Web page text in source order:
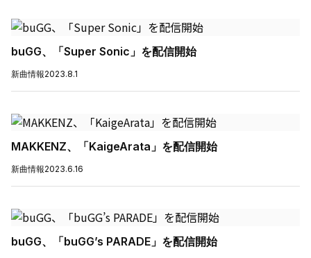
buGG、「Super Sonic」を配信開始
新曲情報2023.8.1
MAKKENZ、「KaigeArata」を配信開始
新曲情報2023.6.16
buGG、「buGG’s PARADE」を配信開始